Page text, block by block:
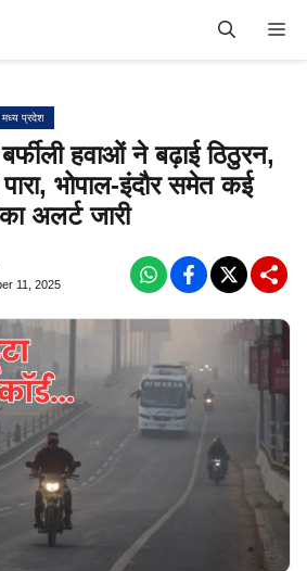
मध्य प्रदेश
हवाओं ने बढ़ाई ठिठुरन,
भोपाल-इंदौर समेत कई
अलर्ट जारी
11, 2025